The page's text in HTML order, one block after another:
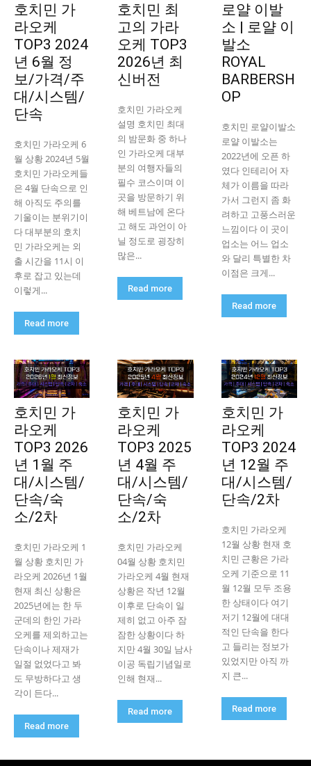
호치민 가
라오케
TOP3 2024
년 6월 정
보/가격/주
대/시스템/
단속
호치민 가라오케 6
월 상황 2024년 5월
호치민 가라오케들
은 4월 단속으로 인
해 아직도 주의를
기울이는 분위기이
다 대부분의 호치
민 가라오케는 외
출 시간을 11시 이
후로 잡고 있는데
이렇게...
Read more
호치민 최
고의 가라
오케 TOP3
2026년 최
신버전
호치민 가라오케
설명 호치민 최대
의 밤문화 중 하나
인 가라오케 대부
분의 여행자들의
필수 코스이며 이
곳을 방문하기 위
해 베트남에 온다
고 해도 과언이 아
닐 정도로 굉장히
많은...
Read more
로얄 이발
소 | 로얄 이
발소
ROYAL
BARBERSH
OP
호치민 로얄이발소
로얄 이발소는
2022년에 오픈 하
였다 인테리어 자
체가 이름을 따라
가서 그런지 좀 화
려하고 고풍스러운
느낌이다 이 곳이
업소는 어느 업소
와 달리 특별한 차
이점은 크게...
Read more
호치민 가
라오케
TOP3 2026
년 1월 주
대/시스템/
단속/숙
소/2차
호치민 가라오케 1
월 상황 호치민 가
라오케 2026년 1월
현재 최신 상황은
2025년에는 한 두
군데의 한인 가라
오케를 제외하고는
단속이나 제재가
일절 없었다고 봐
도 무방하다고 생
각이 든다...
Read more
호치민 가
라오케
TOP3 2025
년 4월 주
대/시스템/
단속/숙
소/2차
호치민 가라오케
04월 상황 호치민
가라오케 4월 현재
상황은 작년 12월
이후로 단속이 일
제히 없고 아주 잠
잠한 상황이다 하
지만 4월 30일 남사
이공 독립기념일로
인해 현재...
Read more
호치민 가
라오케
TOP3 2024
년 12월 주
대/시스템/
단속/2차
호치민 가라오케
12월 상황 현재 호
치민 근황은 가라
오케 기준으로 11
월 12월 모두 조용
한 상태이다 여기
저기 12월에 대대
적인 단속을 한다
고 들리는 정보가
있었지만 아직 까
지 큰...
Read more